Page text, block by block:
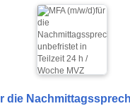
die